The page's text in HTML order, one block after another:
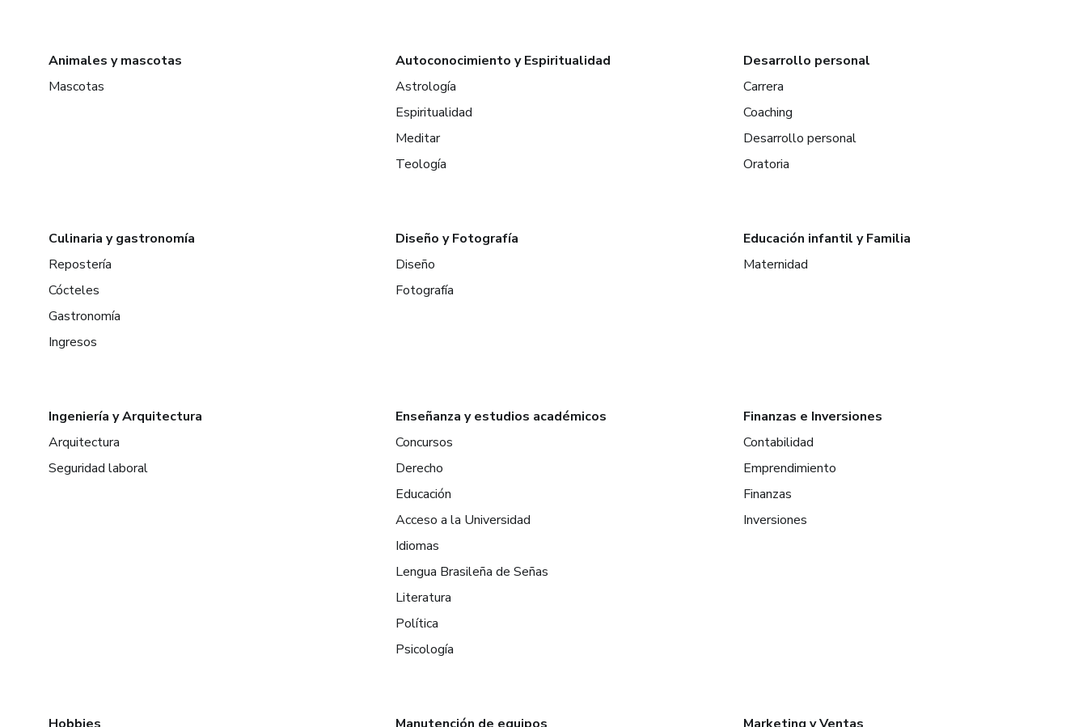
Animales y mascotas
Mascotas
Autoconocimiento y Espiritualidad
Astrología
Espiritualidad
Meditar
Teología
Desarrollo personal
Carrera
Coaching
Desarrollo personal
Oratoria
Culinaria y gastronomía
Repostería
Cócteles
Gastronomía
Ingresos
Diseño y Fotografía
Diseño
Fotografía
Educación infantil y Familia
Maternidad
Ingeniería y Arquitectura
Arquitectura
Seguridad laboral
Enseñanza y estudios académicos
Concursos
Derecho
Educación
Acceso a la Universidad
Idiomas
Lengua Brasileña de Señas
Literatura
Política
Psicología
Finanzas e Inversiones
Contabilidad
Emprendimiento
Finanzas
Inversiones